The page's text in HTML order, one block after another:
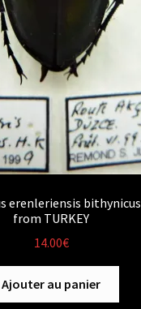
erenleriensis
from TURKEY
14.00€
Ajouter au panier